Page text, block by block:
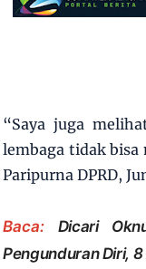
“Saya juga
lembaga tidak bisa
Paripurna DPRD,
Baca: Dicari
Pengunduran Diri,